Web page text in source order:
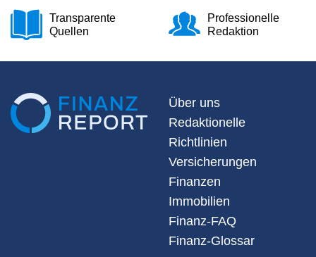
Transparente
Quellen
Professionelle
Redaktion
Über uns
Redaktionelle
Richtlinien
Versicherungen
Finanzen
Immobilien
Finanz-FAQ
Finanz-Glossar